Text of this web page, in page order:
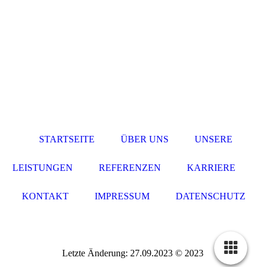
STARTSEITE ÜBER UNS UNSERE
LEISTUNGEN REFERENZEN KARRIERE
KONTAKT IMPRESSUM DATENSCHUTZ
Letzte Änderung: 27.09.2023 © 2023